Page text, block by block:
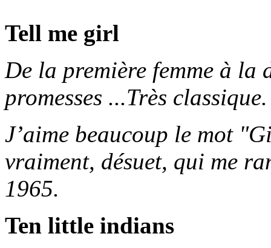
Tell me girl
De la première femme à la
promesses ...Très classique.
J’aime beaucoup le mot
vraiment, désuet, qui me
1965.
Ten little indians